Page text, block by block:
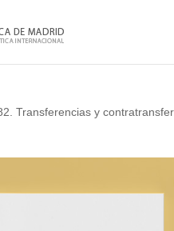
Transferencias y